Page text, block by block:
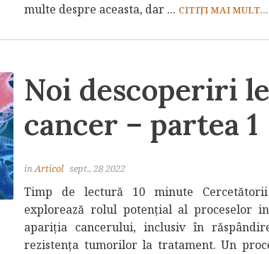
multe despre aceasta, dar ... CITIȚI MAI MULT...
Noi descoperiri
cancer – partea 1
inArticol sept., 28 2022
Timp de lectură 10 minute
explorează rolul potențial al proceselor
apariția cancerului, inclusiv în
rezistența tumorilor la tratament. Un